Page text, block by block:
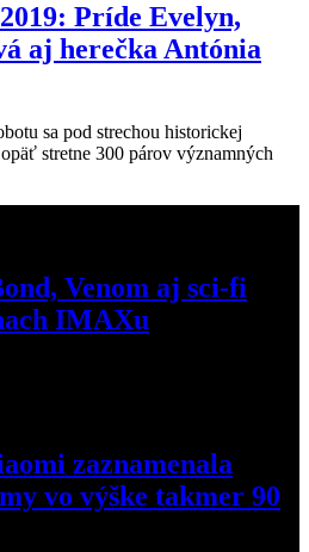
Príde Evelyn,
aj herečka Antónia
sa pod strechou historickej
stretne 300 párov významných
Venom aj sci-fi
IMAXu
zaznamenala
vo výške takmer 90